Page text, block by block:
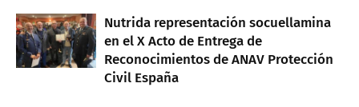
Nutrida representación socuellamina
en el X Acto de Entrega de
Reconocimientos de ANAV Protección
Civil España